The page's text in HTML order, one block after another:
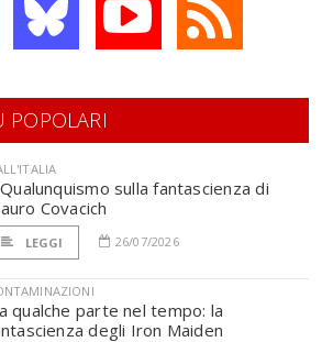
POPOLARI
sulla fantascienza di
Covacich
LEGGI 26/07/2026
qualche parte nel tempo: la
degli Iron Maiden